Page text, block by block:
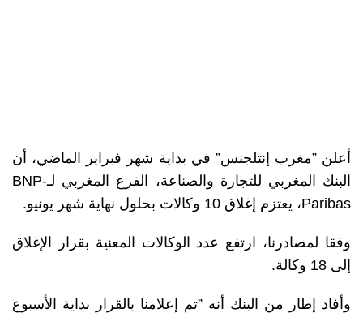
أعلن ”مغرب إنتلجنس” في بداية شهر فبراير الماضي، أن
البنك المغربي للتجارة والصناعة، الفرع المغربي لـBNP-
Paribas، يعتزم إغلاق 10 وكالات بحلول نهاية شهر يونيو.
وفقا لمصادرنا، ارتفع عدد الوكالات المعنية بقرار الإغلاق
إلى 18 وكالة.
وأفاد إطار من البنك أنه ”تم إعلامنا بالقرار بداية الأسبوع